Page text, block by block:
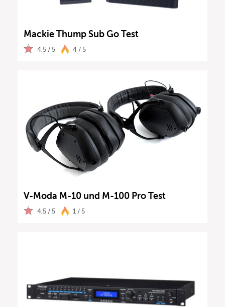
Mackie Thump Sub Go Test
4,5 / 5 4 / 5
V-Moda M-10 und M-100 Pro Test
4,5 / 5 1 / 5